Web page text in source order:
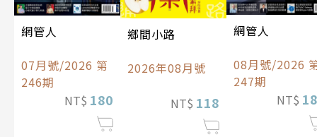
網管人
07月號/2026 第
246期
NT$ 180
鄉間小路
2026年08月號
NT$ 118
網管人
08月號/2026
247期
NT$